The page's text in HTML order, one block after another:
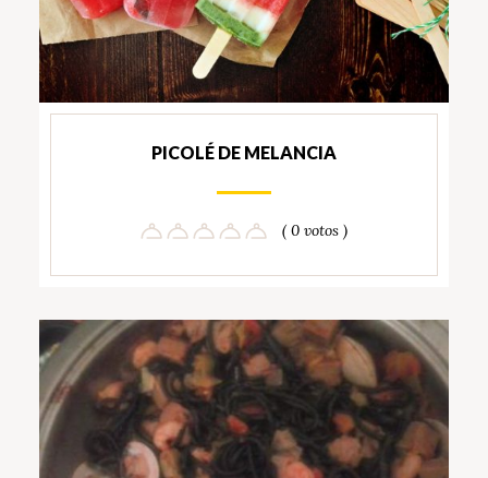
PICOLÉ DE MELANCIA
( 0 votos )